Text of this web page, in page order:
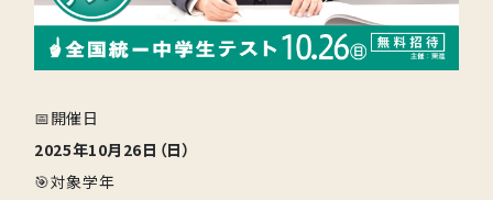
📅開催日
2025年10月26日（日）
🎯対象学年